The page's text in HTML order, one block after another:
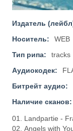
Издатель
Носитель:
WEB
Тип рипа:
tracks
Аудиокодек:
Битрейт аудио:
Наличие сканов:
01. Landpartie -
02. Angels with